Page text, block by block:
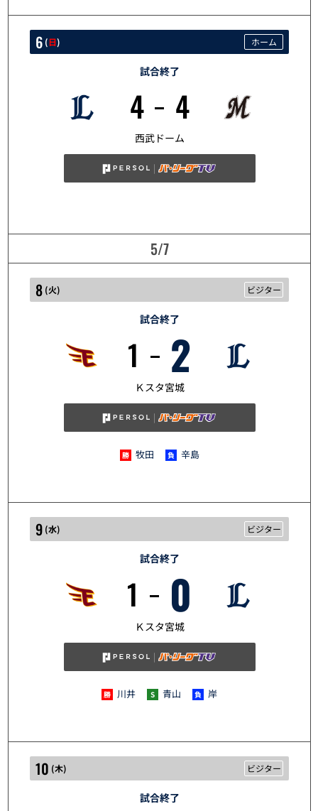
6 (日) ホーム
試合終了
4 4
西武ドーム
5/7
5/8
8 (火) ビジター
試合終了
1 2
Ｋスタ宮城
牧田 辛島
5/9
9 (水) ビジター
試合終了
1 0
Ｋスタ宮城
川井 青山 岸
10 (木) ビジター
試合終了